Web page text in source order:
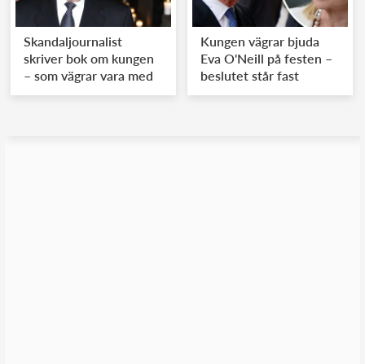
Skandaljournalist
skriver bok om kungen
– som vägrar vara med
Kungen vägrar bjuda
Eva O'Neill på festen –
beslutet står fast